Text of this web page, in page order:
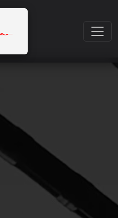
Narbonne | Forge del